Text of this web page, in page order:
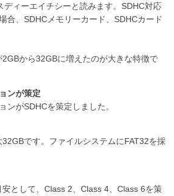
ディーエイチシーと読みます。SDHC対応
合、SDHCメモリーカード、SDHCカード
から32GBに増えたのが大きな特徴で
ンが策定
ンがSDHCを策定しました。
です。ファイルシステムにFAT32を採
として、Class 2、Class 4、Class 6を策